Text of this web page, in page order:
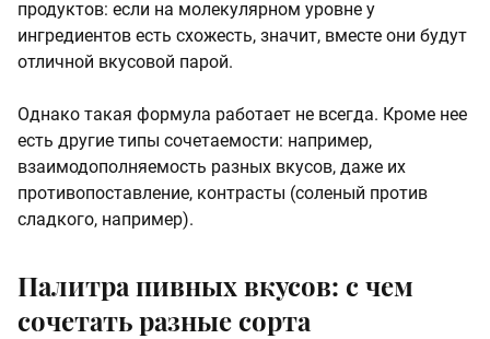
продуктов: если на молекулярном уровне у
ингредиентов есть схожесть, значит, вместе они будут
отличной вкусовой парой.
Однако такая формула работает не всегда. Кроме нее
есть другие типы сочетаемости: например,
взаимодополняемость разных вкусов, даже их
противопоставление, контрасты (соленый против
сладкого, например).
Палитра пивных вкусов: с чем
сочетать разные сорта